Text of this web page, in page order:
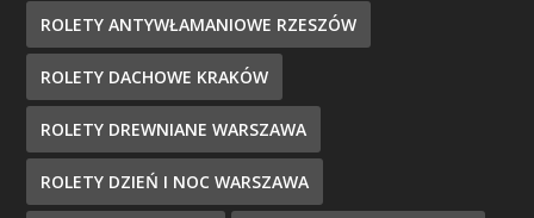
ROLETY ANTYWŁAMANIOWE RZESZÓW
ROLETY DACHOWE KRAKÓW
ROLETY DREWNIANE WARSZAWA
ROLETY DZIEŃ I NOC WARSZAWA